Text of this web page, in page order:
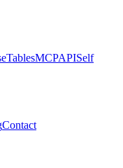
TablesMCPAPISelf
Contact